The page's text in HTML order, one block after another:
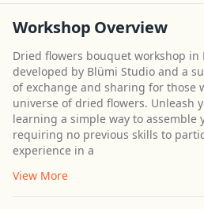
Workshop Overview
Dried flowers bouquet workshop in
developed by Blümi Studio and a
of exchange and sharing for those
universe of dried flowers. Unleash
learning a simple way to assemble
requiring no previous skills to
experience in a
View More